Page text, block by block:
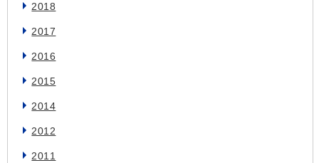
2018
2017
2016
2015
2014
2012
2011